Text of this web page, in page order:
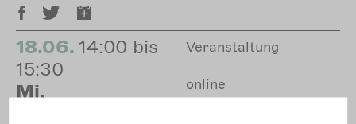
18.06. 14:00 bis
15:30
Mi.
Veranstaltung
online